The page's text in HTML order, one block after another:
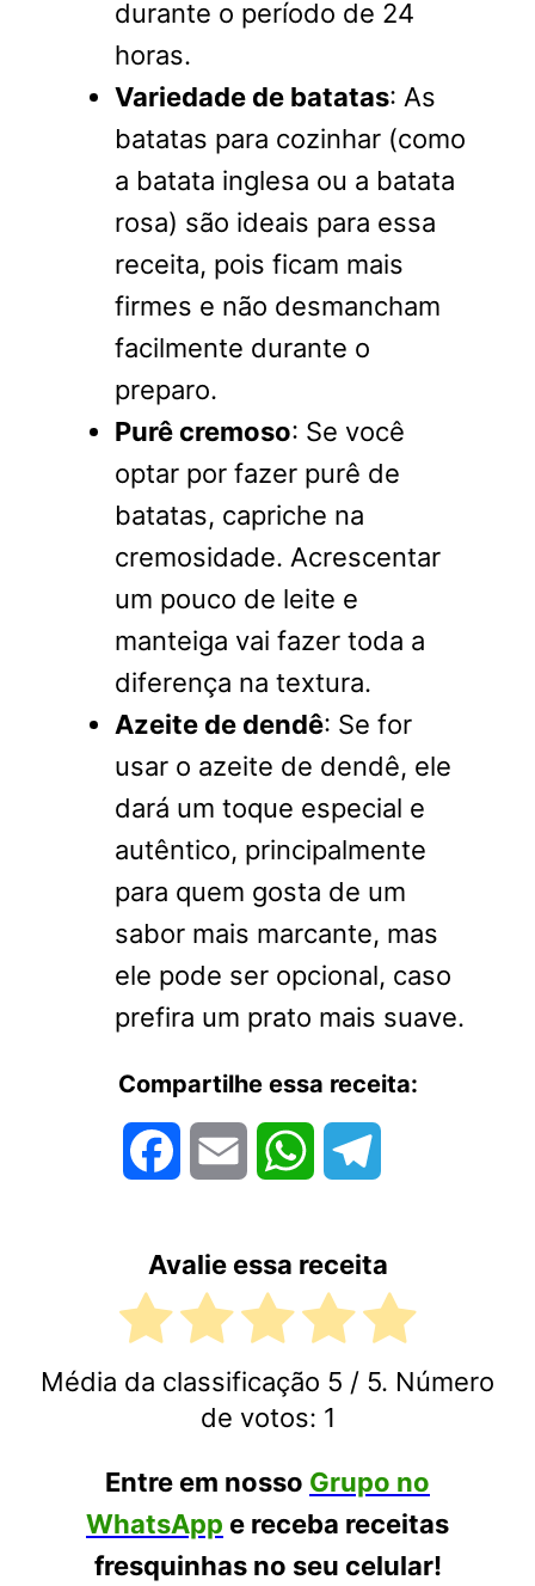
durante o período de 24
horas.
Variedade de batatas: As
batatas para cozinhar (como
a batata inglesa ou a batata
rosa) são ideais para essa
receita, pois ficam mais
firmes e não desmancham
facilmente durante o
preparo.
Purê cremoso: Se você
optar por fazer purê de
batatas, capriche na
cremosidade. Acrescentar
um pouco de leite e
manteiga vai fazer toda a
diferença na textura.
Azeite de dendê: Se for
usar o azeite de dendê, ele
dará um toque especial e
autêntico, principalmente
para quem gosta de um
sabor mais marcante, mas
ele pode ser opcional, caso
prefira um prato mais suave.
Compartilhe essa receita:
FacebookEmail WhatsApp
Avalie essa receita
Média da classificação 5 / 5. Número
de votos: 1
Entre em nosso Grupo no
WhatsApp e receba receitas
fresquinhas no seu celular!